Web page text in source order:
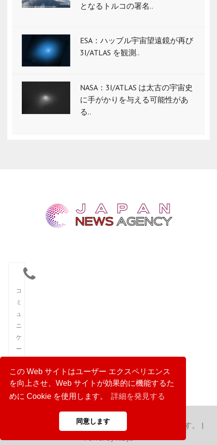
この Web サイトはユーザー エクスペリエンス
を向上させ、Web サイトが効果的に機能するた
めに Cookie を使用します。
詳細を発見する
同意します
となるトルコの署名..
ESA：ハッブル宇宙望遠鏡が再び
3I/ATLAS を観測..
NASA：3I/ATLAS は太古の宇宙史
に手がかりを与える可能性があ
る..
コ
ミ
ュ
ニ
ケ
ー
ョ
ン
Copyright © 2023 日本通信社。 無断転載を禁じます。 |
Power by Hibya